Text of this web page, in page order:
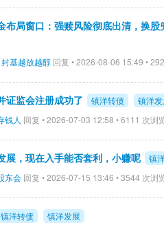
布局窗口：强赎风险彻底出清，换股
封基越放越醇 回复 • 2026-08-06 15:49 •
证监会注册成功了 镇洋转债 镇洋
钱人 回复 • 2026-07-03 12:58 • 6111 次浏
展，现在入手能否套利，小赚呢 镇
东会 回复 • 2026-07-15 13:46 • 3544 次浏
镇洋转债 镇洋发展